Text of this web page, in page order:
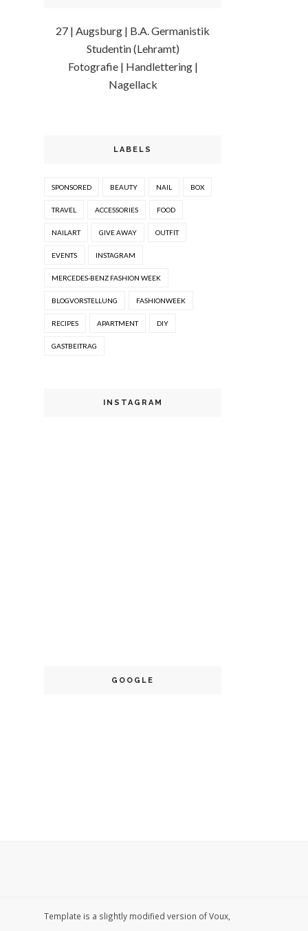
27 | Augsburg | B.A. Germanistik
Studentin (Lehramt)
Fotografie | Handlettering |
Nagellack
LABELS
SPONSORED BEAUTY NAIL BOX
TRAVEL ACCESSORIES FOOD
NAILART GIVE AWAY OUTFIT
EVENTS INSTAGRAM
MERCEDES-BENZ FASHION WEEK
BLOGVORSTELLUNG FASHIONWEEK
RECIPES APARTMENT DIY
GASTBEITRAG
INSTAGRAM
GOOGLE
Template is a slightly modified version of Voux,